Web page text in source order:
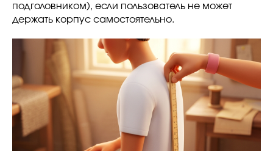
подголовником), если пользователь не может
держать корпус самостоятельно.